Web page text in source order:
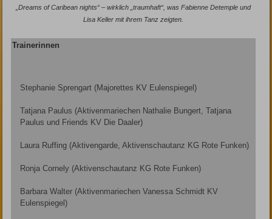
„Dreams of Caribean nights“ – wirklich „traumhaft“, was Fabienne Detemple und
Lisa Keller mit ihrem Tanz zeigten.
Trainerinnen
Stephanie Sprengart (Majorettes KV Eulenspiegel)
Tatjana Paulus (Aktivenmariechen Nathalie Bungert, Tatjana
Paulus und Friends KV Die Daaler)
Laura Ruffing (Aktivengarde, Aktivenschautanz KG Rote Funken)
Ronja Cornely (Aktivenschautanz KG Rote Funken)
Barbara Walter (Aktivenmariechen Vanessa Schmidt KV
Eulenspiegel)